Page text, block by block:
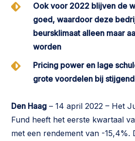
Ook voor 2022 blijven de
goed, waardoor deze
beursklimaat alleen maar
worden
Pricing power en lage
grote voordelen bij
Den Haag – 14 april 2022 – Het
Fund heeft het eerste kwartaal
met een rendement van -15,4%.